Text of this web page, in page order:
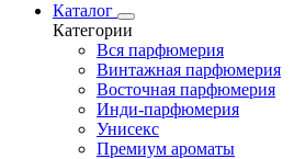
Каталог
Категории
Вся парфюмерия
Винтажная парфюмерия
Восточная парфюмерия
Инди-парфюмерия
Унисекс
Премиум ароматы